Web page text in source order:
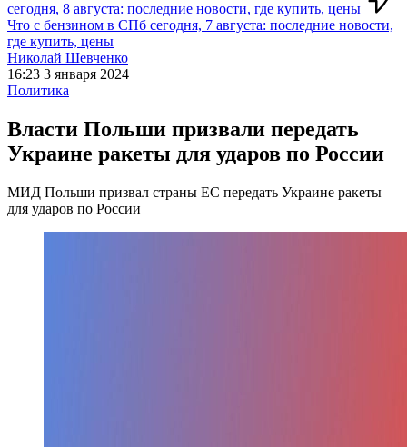
сегодня, 8 августа: последние новости, где купить, цены
Что с бензином в СПб сегодня, 7 августа: последние новости,
где купить, цены
Николай Шевченко
16:23 3 января 2024
Политика
Власти Польши призвали передать
Украине ракеты для ударов по России
МИД Польши призвал страны ЕС передать Украине ракеты
для ударов по России